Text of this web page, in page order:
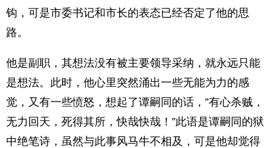
钩，可是市委书记和市长的表态已经否定了他的思
路。
他是副职，其想法没有被主要领导采纳，就永远只能
是想法。此时，他心里突然涌出一些无能为力的感
觉，又有一些愤怒，想起了谭嗣同的话，”有心杀贼，
无力回天，死得其所，快哉快哉！”此语是谭嗣同的狱
中绝笔诗，虽然与此事风马牛不相及，可是他却觉得